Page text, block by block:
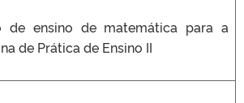
de ensino de matemática para a
de Prática de Ensino II